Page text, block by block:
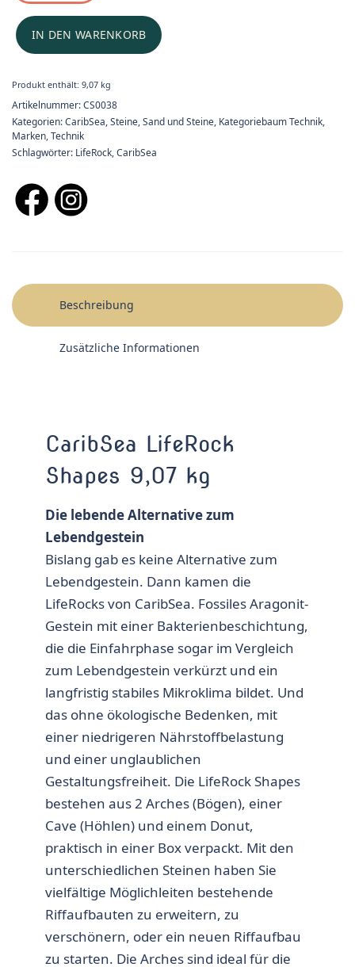
IN DEN WARENKORB
Produkt enthält: 9,07 kg
Artikelnummer:CS0038
Kategorien:CaribSea,Steine,Sand und Steine, Kategoriebaum Technik,
Marken,Technik
Schlagwörter: LifeRock,CaribSea
Beschreibung
Zusätzliche Informationen
CaribSea LifeRock
Shapes 9,07 kg
Die lebende Alternative zum
Lebendgestein
Bislang gab es keine Alternative zum
Lebendgestein. Dann kamen die
LifeRocks von CaribSea. Fossiles Aragonit-
Gestein mit einer Bakterienbeschichtung,
die die Einfahrphase sogar im Vergleich
zum Lebendgestein verkürzt und ein
langfristig stabiles Mikroklima bildet. Und
das ohne ökologische Bedenken, mit
einer niedrigeren Nährstoffbelastung
und einer unglaublichen
Gestaltungsfreiheit. Die LifeRock Shapes
bestehen aus 2 Arches (Bögen), einer
Cave (Höhlen) und einem Donut,
praktisch in einer Box verpackt. Mit den
unterschiedlichen Steinen haben Sie
vielfältige Möglichleiten bestehende
Riffaufbauten zu erweitern, zu
verschönern, oder ein neuen Riffaufbau
zu starten. Die Arches sind ideal für die